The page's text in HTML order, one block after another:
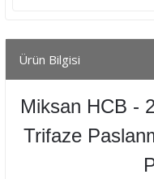
Ürün Bilgisi
Miksan HCB -
Trifaze